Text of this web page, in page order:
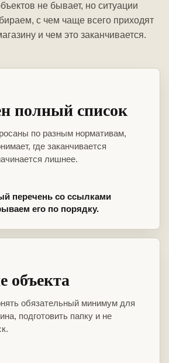
не бывает, но ситуации
с чем чаще всего приходят
и чем это заканчивается.
полный список
по разным нормативам,
где заканчивается
лишнее.
перечень со ссылками
его по порядку.
объекта
обязательный минимум для
подготовить папку и не